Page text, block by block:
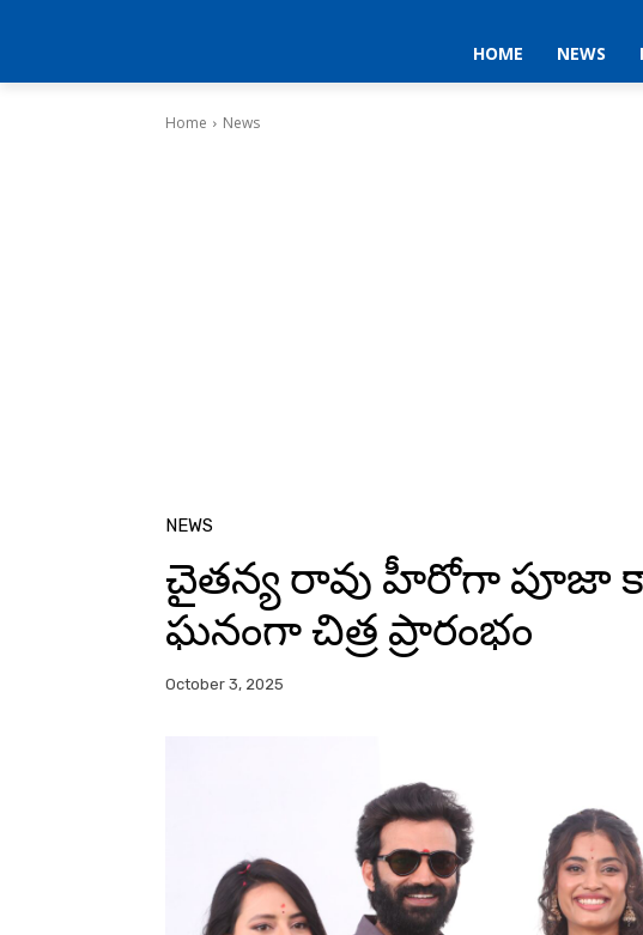
HOME NEWS
Home News
NEWS
చైతన్య రావు హీరోగా పూజా
ఘనంగా చిత్ర ప్రారంభం
October 3, 2025